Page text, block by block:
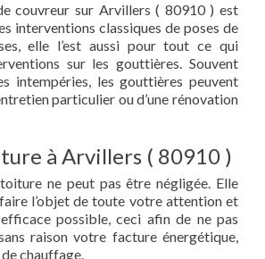
couvreur sur Arvillers ( 80910 ) est
interventions classiques de poses de
elle l’est aussi pour tout ce qui
sur les gouttières. Souvent
intempéries, les gouttières peuvent
particulier ou d’une rénovation
à Arvillers ( 80910 )
ne peut pas être négligée. Elle
l’objet de toute votre attention et
possible, ceci afin de ne pas
raison votre facture énergétique,
chauffage.